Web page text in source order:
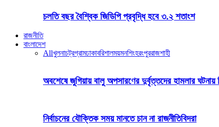
চলতি বছর বৈশ্বিক জিডিপি প্রবৃদ্ধি হবে ৩.২ শতাংশ
রাজনীতি
বাংলাদেশ
Allখুলনাচট্রগ্রামঢাকাবরিশালময়মনশিংহরংপুররাজশাহী
অবশেষে জুগিয়ায় বালু অপসারণের দুর্বৃত্তদের হামলার ঘটনায়
নির্বাচনের যৌক্তিক সময় মানতে চান না রাজনীতিবিদরা